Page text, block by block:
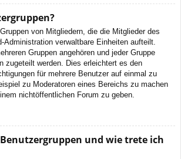
von Mitgliedern, die die Mitglieder des
Administration verwaltbare Einheiten aufteilt.
Gruppen angehören und jeder Gruppe
zugeteilt werden. Dies erleichtert es den
für mehrere Benutzer auf einmal zu
zu Moderatoren eines Bereichs zu machen
nichtöffentlichen Forum zu geben.
und wie trete ich